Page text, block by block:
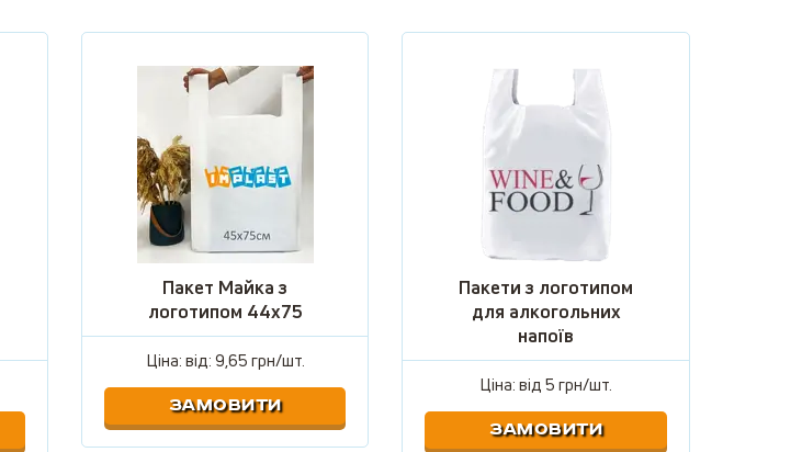
Пакет Майка з
логотипом 44х75
Ціна: від:9,65 грн/шт.
ЗАМОВИТИ
Пакети з логотипом
для алкогольних
напоїв
Ціна: від5 грн/шт.
ЗАМОВИТИ